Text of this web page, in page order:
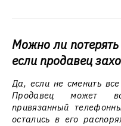
Можно ли
если продавец
Да, если не сменить
Продавец может
привязанный
остались в его